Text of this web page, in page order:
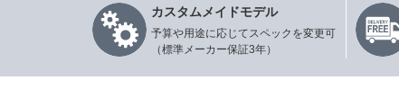
カスタムメイドモデル
予算や用途に応じてスペックを変更可
（標準メーカー保証3年）